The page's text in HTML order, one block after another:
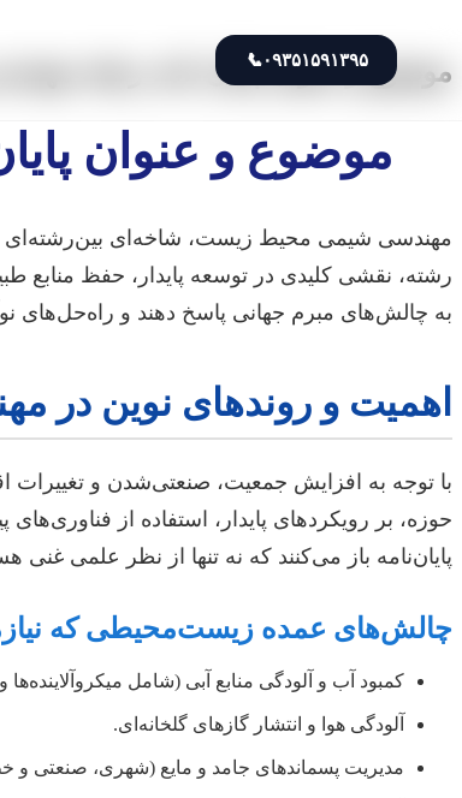
۰۹۳۵۱۵۹۱۳۹۵📞
موضوع و عنوان پایان نامه رشته
موضوع و عنوان
مهندسی شیمی محیط زیست، شاخه‌ای بین‌رشته‌ای و
رشته، نقشی کلیدی در توسعه پایدار، حفظ منابع
به چالش‌های مبرم جهانی پاسخ دهند و راه‌حل‌های
اهمیت و روندهای نوین
با توجه به افزایش جمعیت، صنعتی‌شدن و
پایان‌نامه باز می‌کنند که نه تنها از نظر علمی
چالش‌های عمده زیست‌محیطی که
کمبود آب و آلودگی منابع آبی (شامل میکروآلاینده‌ها و
آلودگی هوا و انتشار گازهای گلخانه‌ای.
مدیریت پسماندهای جامد و مایع (شهری، صنعتی و